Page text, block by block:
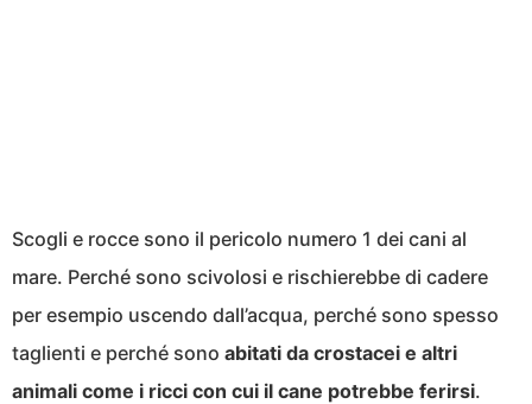
Scogli e rocce sono il pericolo numero 1 dei cani al
mare. Perché sono scivolosi e rischierebbe di cadere
per esempio uscendo dall’acqua, perché sono spesso
taglienti e perché sono abitati da crostacei e altri
animali come i ricci con cui il cane potrebbe ferirsi.